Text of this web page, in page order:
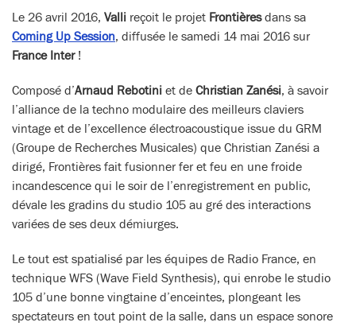
(Twitter)
Le 26 avril 2016, Valli reçoit le projet Frontièresdans sa
Coming Up Session, diffusée le samedi 14 mai 2016 sur
France Inter!
Composé d’Arnaud Rebotini et de Christian Zanési, à savoir
l’alliance de la techno modulaire des meilleurs claviers
vintage et de l’excellence électroacoustique issue du GRM
(Groupe de Recherches Musicales) que Christian Zanési a
dirigé, Frontières fait fusionner fer et feu en une froide
incandescence qui le soir de l’enregistrement en public,
dévale les gradins du studio 105 au gré des interactions
variées de ses deux démiurges.
Le tout est spatialisé par les équipes de Radio France, en
technique WFS (Wave Field Synthesis), qui enrobe le studio
105 d’une bonne vingtaine d’enceintes, plongeant les
spectateurs en tout point de la salle, dans un espace sonore